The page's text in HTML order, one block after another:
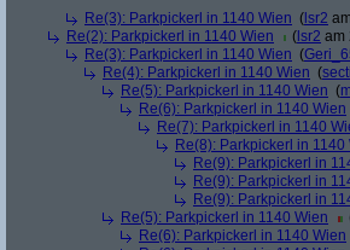
Re(3): Parkpickerl in 1140 Wien ( lsr2
Re(2): Parkpickerl in 1140 Wien
( lsr2 am
Re(3): Parkpickerl in 1140 Wien (
Re(4): Parkpickerl in 1140 Wien (
Re(5): Parkpickerl in 1140 Wien (
Re(6): Parkpickerl in 1140 Wien
Re(7): Parkpickerl in 1140
Re(8): Parkpickerl in 1140
Re(9): Parkpickerl in
Re(9): Parkpickerl in
Re(9): Parkpickerl in
Re(5): Parkpickerl in 1140 Wien
Re(6): Parkpickerl in 1140 Wien